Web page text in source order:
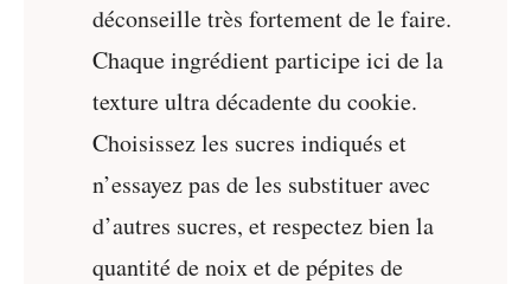
déconseille très fortement de le faire.
Chaque ingrédient participe ici de la
texture ultra décadente du cookie.
Choisissez les sucres indiqués et
n’essayez pas de les substituer avec
d’autres sucres, et respectez bien la
quantité de noix et de pépites de